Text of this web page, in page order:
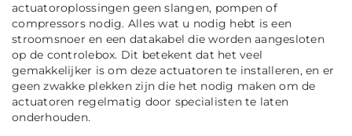
actuatoroplossingen geen slangen, pompen of
compressors nodig. Alles wat u nodig hebt is een
stroomsnoer en een datakabel die worden aangesloten
op de controlebox. Dit betekent dat het veel
gemakkelijker is om deze actuatoren te installeren, en er
geen zwakke plekken zijn die het nodig maken om de
actuatoren regelmatig door specialisten te laten
onderhouden.